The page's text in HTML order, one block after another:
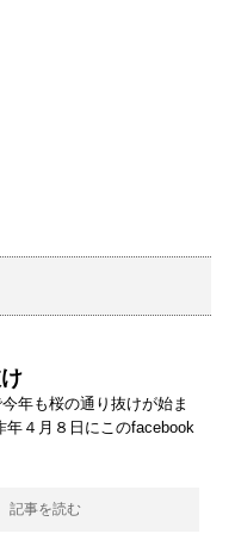
年も桜の通り抜けが始ま
年４月８日にこのfacebook
記事を読む